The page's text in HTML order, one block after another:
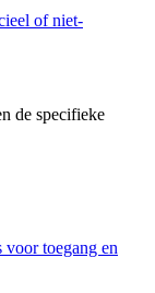
of niet-
de specifieke
voor toegang en